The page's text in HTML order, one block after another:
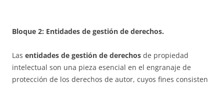
Bloque 2: Entidades de gestión de derechos.
Las entidades de gestión de derechos de propiedad
intelectual son una pieza esencial en el engranaje de
protección de los derechos de autor, cuyos fines consisten